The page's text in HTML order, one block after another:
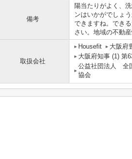
備考
陽当たりがよく、
ンはいかがでしょ
できますね。でき
さい。地域の不動
取扱会社
Housefit 大阪府
大阪府知事 (1) 第
公益社団法人 全
協会